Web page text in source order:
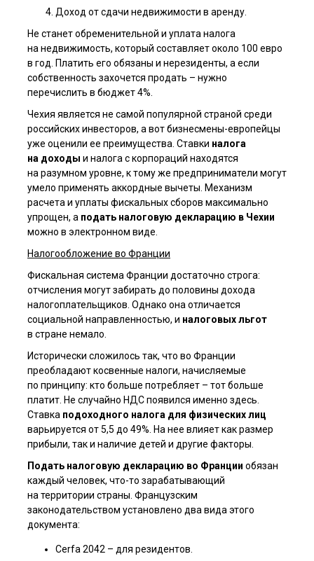
Доход от сдачи недвижимости в аренду.
Не станет обременительной и уплата налога
на недвижимость, который составляет около 100 евро
в год. Платить его обязаны и нерезиденты, а если
собственность захочется продать – нужно
перечислить в бюджет 4%.
Чехия является не самой популярной страной среди
российских инвесторов, а вот бизнесмены-европейцы
уже оценили ее преимущества. Ставки налога
на доходы и налога с корпораций находятся
на разумном уровне, к тому же предприниматели могут
умело применять аккордные вычеты. Механизм
расчета и уплаты фискальных сборов максимально
упрощен, а подать налоговую декларацию в Чехии
можно в электронном виде.
Налогообложение во Франции
Фискальная система Франции достаточно строга:
отчисления могут забирать до половины дохода
налогоплательщиков. Однако она отличается
социальной направленностью, и налоговых льгот
в стране немало.
Исторически сложилось так, что во Франции
преобладают косвенные налоги, начисляемые
по принципу: кто больше потребляет – тот больше
платит. Не случайно НДС появился именно здесь.
Ставка подоходного налога для физических лиц
варьируется от 5,5 до 49%. На нее влияет как размер
прибыли, так и наличие детей и другие факторы.
Подать налоговую декларацию во Франции обязан
каждый человек, что-то зарабатывающий
на территории страны. Французским
законодательством установлено два вида этого
документа:
Cerfa 2042 – для резидентов.